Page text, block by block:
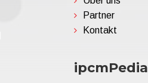
Partner
Kontakt
ipcmPedia